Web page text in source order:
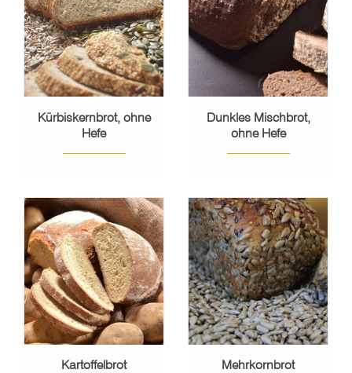
Kürbiskernbrot, ohne
Hefe
Dunkles Mischbrot,
ohne Hefe
Kartoffelbrot Mehrkornbrot